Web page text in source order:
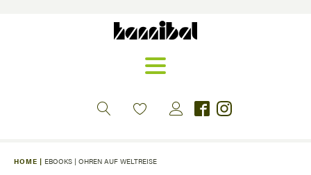
HOME | EBOOKS | OHREN AUF WELTREISE